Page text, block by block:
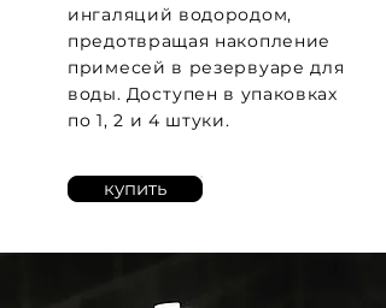
ингаляций водородом,
предотвращая накопление
примесей в резервуаре для
воды. Доступен в упаковках
по 1, 2 и 4 штуки.
купить